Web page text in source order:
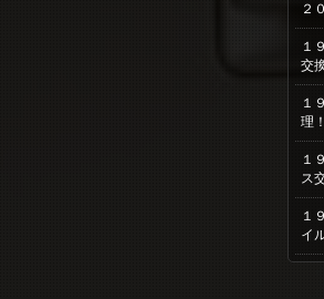
２
１
交
１
理！
１
ス
１
イ